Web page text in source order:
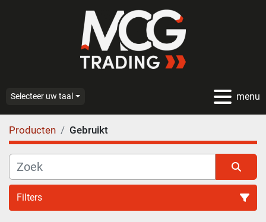
menu
Selecteer uw taal
Producten Gebruikt
Filters